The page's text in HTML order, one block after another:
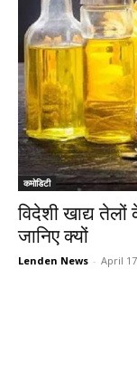
कमोडिटी
विदेशी खाद्य
जानिए क्यों
Lenden News - April